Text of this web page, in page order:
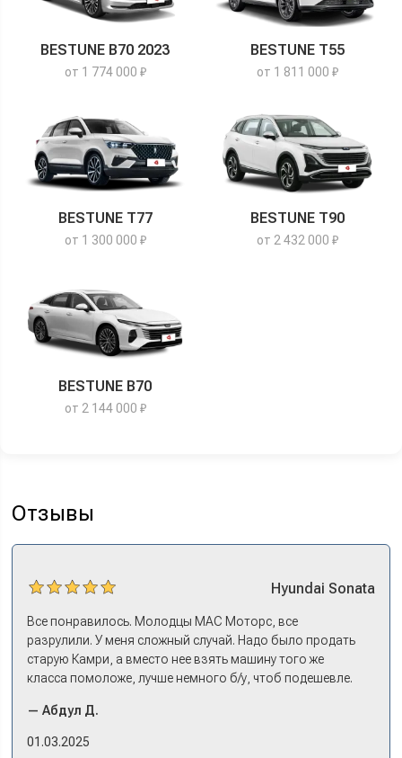
BESTUNE B70 2023
от 1 774 000 ₽
BESTUNE T55
от 1 811 000 ₽
BESTUNE T77
от 1 300 000 ₽
BESTUNE T90
от 2 432 000 ₽
BESTUNE B70
от 2 144 000 ₽
Отзывы
Hyundai Sonata
Все понравилось. Молодцы МАС Моторс, все
разрулили. У меня сложный случай. Надо было продать
старую Камри, а вместо нее взять машину того же
класса помоложе, лучше немного б/у, чтоб подешевле.
либо самому всем этим заниматься – а работать когда?
Либо искать салон, где есть нормальный трейд-ин. И
— Абдул Д.
01.03.2025